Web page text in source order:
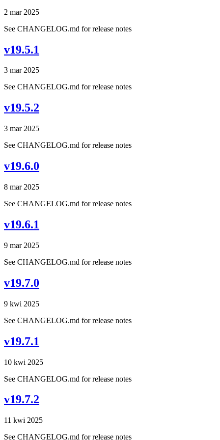
2 mar 2025
See CHANGELOG.md for release notes
v19.5.1
3 mar 2025
See CHANGELOG.md for release notes
v19.5.2
3 mar 2025
See CHANGELOG.md for release notes
v19.6.0
8 mar 2025
See CHANGELOG.md for release notes
v19.6.1
9 mar 2025
See CHANGELOG.md for release notes
v19.7.0
9 kwi 2025
See CHANGELOG.md for release notes
v19.7.1
10 kwi 2025
See CHANGELOG.md for release notes
v19.7.2
11 kwi 2025
See CHANGELOG.md for release notes